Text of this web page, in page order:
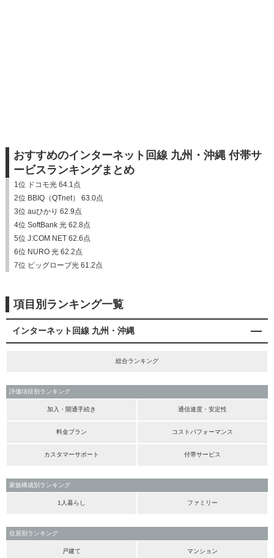
おすすめのインターネット回線 九州・沖縄 付帯サ
ービスランキングまとめ
1位 ドコモ光 64.1点
2位 BBIQ（QTnet） 63.0点
3位 auひかり 62.9点
4位 SoftBank 光 62.8点
5位 J:COM NET 62.6点
6位 NURO 光 62.2点
7位 ビッグローブ光 61.2点
項目別ランキング一覧
インターネット回線 九州・沖縄
総合ランキング
評価項目別ランキング
加入・開通手続き 通信速度・安定性
料金プラン コストパフォーマンス
カスタマーサポート 付帯サービス
家族構成別ランキング
1人暮らし ファミリー
住居別ランキング
戸建て マンション